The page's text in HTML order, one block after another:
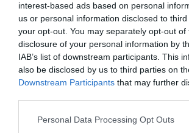
interest-based ads based on personal
us or personal information disclosed to
your opt-out. You may separately opt-out of
disclosure of your personal information by
IAB’s list of downstream participants. This
also be disclosed by us to third parties on
Downstream Participants that may further
Personal Data Processing Opt Outs
AZ ELLÁTÁSBIZTONSÁG ÉS
ENERGIASZUVERENITÁS
ÉRDEKÉBEN MOST HÁROM
LÉTREJÖN KELET-
az egyik a Mátrai Erőmű visontai
zavartalansága mellett a térségi